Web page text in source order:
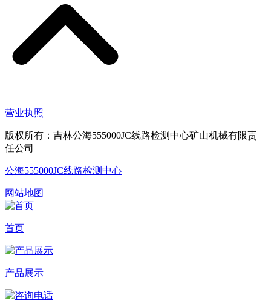
营业执照
版权所有：吉林公海555000JC线路检测中心矿山机械有限责
任公司
公海555000JC线路检测中心
网站地图
首页
产品展示